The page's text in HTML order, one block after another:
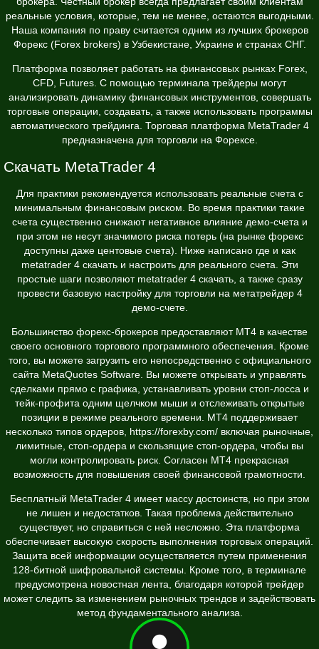
реальные условия, которые, тем не менее, остаются выгодными.
Наша компания по праву считается одним из лучших брокеров
Форекс (Forex brokers) в Узбекистане, Украине и странах СНГ.
Платформа позволяет работать на финансовых рынках Forex,
CFD, Futures. С помощью терминала трейдеры могут
анализировать динамику финансовых инструментов, совершать
торговые операции, создавать, а также использовать программы
автоматического трейдинга. Торговая платформа MetaTrader 4
предназначена для торговли на Форексе.
Скачать MetaTrader 4
Для практики рекомендуется использовать реальные счета с
минимальным финансовым риском. Во время практики такие
счета существенно снижают негативное влияние демо-счета и
при этом не несут значимого риска потерь (на рынке форекс
доступны даже центовые счета). Ниже написано где и как
metatrader 4 скачать и настроить для реального счета. Эти
простые шаги позволяют metatrader 4 скачать, а также сразу
провести базовую настройку для торговли на метатрейдер 4
демо-счете.
Большинство форекс-брокеров предоставляют MT4 в качестве
своего основного торгового программного обеспечения. Кроме
того, вы можете загрузить его непосредственно с официального
сайта MetaQuotes Software. Вы можете открывать и управлять
сделками прямо с графика, устанавливать уровни стоп-лосса и
тейк-профита одним щелчком мыши и отслеживать открытые
позиции в режиме реального времени. MT4 поддерживает
несколько типов ордеров, https://forexby.com/ включая рыночные,
лимитные, стоп-ордера и скользящие стоп-ордера, чтобы вы
могли контролировать риск. Согласен МТ4 прекрасная
возможность для повышения своей финансовой грамотности.
Бесплатный MetaTrader 4 имеет массу достоинств, но при этом
не лишен и недостатков. Такая проблема действительно
существует, но справиться с ней несложно. Эта платформа
обеспечивает высокую скорость выполнения торговых операций.
Защита всей информации осуществляется путем применения
128-битной шифровальной системы. Кроме того, в терминале
предусмотрена новостная лента, благодаря которой трейдер
может следить за изменением рыночных трендов и задействовать
метод фундаментального анализа.